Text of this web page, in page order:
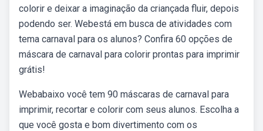
colorir e deixar a imaginação da criançada fluir, depois
podendo ser. Webestá em busca de atividades com
tema carnaval para os alunos? Confira 60 opções de
máscara de carnaval para colorir prontas para imprimir
grátis!
Webabaixo você tem 90 máscaras de carnaval para
imprimir, recortar e colorir com seus alunos. Escolha a
que você gosta e bom divertimento com os